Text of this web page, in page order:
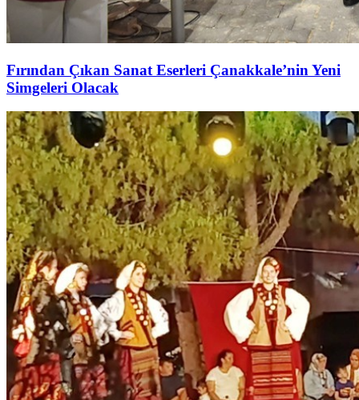
Fırından Çıkan Sanat Eserleri Çanakkale’nin Yeni
Simgeleri Olacak